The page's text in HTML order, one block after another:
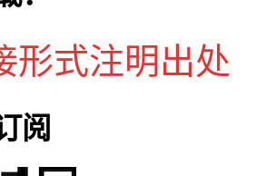
形式注明出处
阅